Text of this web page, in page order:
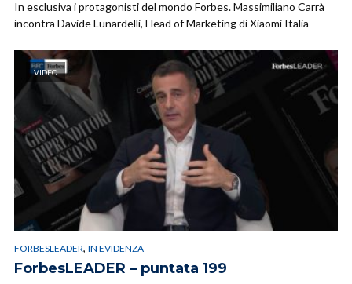
In esclusiva i protagonisti del mondo Forbes. Massimiliano Carrà
incontra Davide Lunardelli, Head of Marketing di Xiaomi Italia
VIDEO
FORBESLEADER, IN EVIDENZA
ForbesLEADER – puntata 199